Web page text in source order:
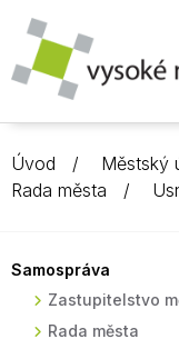
Úvod Městský
Rada města
Samospráva
Zastupitelstvo
Rada města